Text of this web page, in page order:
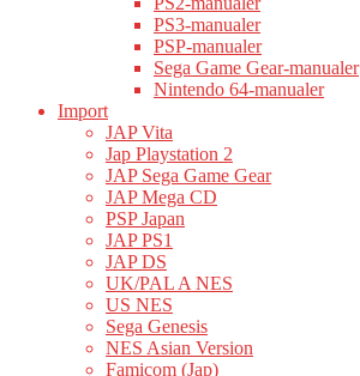
PS3-manualer
PSP-manualer
Sega Game Gear-manualer
Nintendo 64-manualer
Import
JAP Vita
Jap Playstation 2
JAP Sega Game Gear
JAP Mega CD
PSP Japan
JAP PS1
JAP DS
UK/PAL A NES
US NES
Sega Genesis
NES Asian Version
Famicom (Jap)